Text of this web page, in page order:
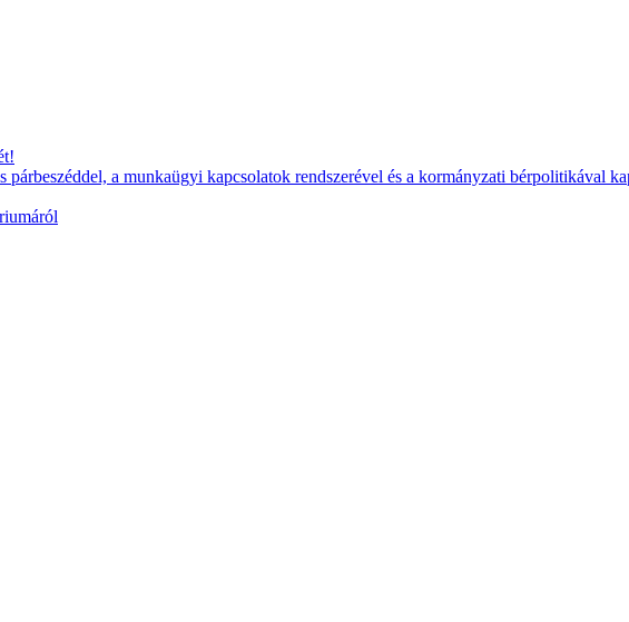
párbeszéddel, a munkaügyi kapcsolatok rendszerével és a kormányzati bérpolitikával